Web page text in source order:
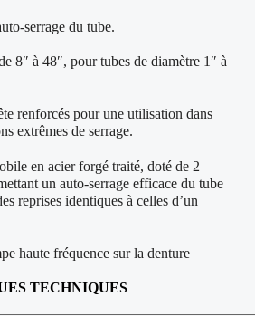
serrage du tube.
8″ à 48″, pour tubes de diamètre 1″ à
renforcés pour une utilisation dans
extrêmes de serrage.
en acier forgé traité, doté de 2
un auto-serrage efficace du tube
reprises identiques à celles d’un
haute fréquence sur la denture
TECHNIQUES